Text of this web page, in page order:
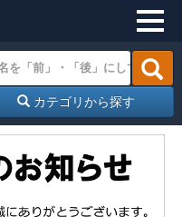
カテゴリから探す